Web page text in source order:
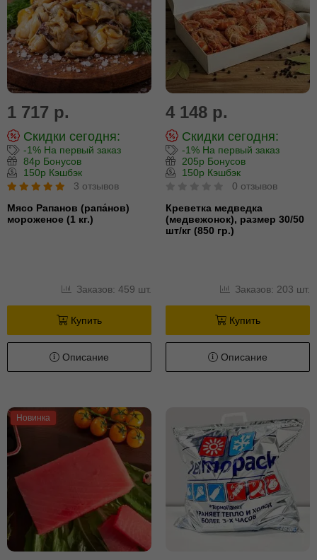
1 717 р.
Скидки сегодня:
-1% На первый заказ
84р Бонусов
150р Кэшбэк
3 отзывов
Мясо Рапанов (рапа́нов)
мороженое (1 кг.)
Заказов: 459 шт.
Купить
Описание
4 148 р.
Скидки сегодня:
-1% На первый заказ
205р Бонусов
150р Кэшбэк
0 отзывов
Креветка медведка
(медвежонок), размер 30/50
шт/кг (850 гр.)
Заказов: 203 шт.
Купить
Описание
Новинка